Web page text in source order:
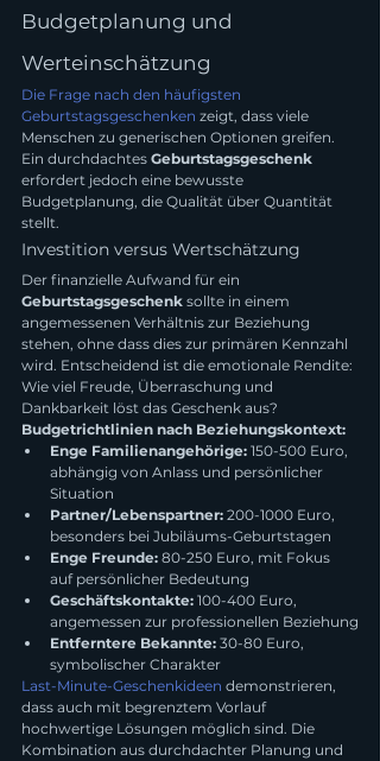
Budgetplanung und
Werteinschätzung
Die Frage nach den häufigsten
Geburtstagsgeschenken zeigt, dass viele
Menschen zu generischen Optionen greifen.
Ein durchdachtes Geburtstagsgeschenk
erfordert jedoch eine bewusste
Budgetplanung, die Qualität über Quantität
stellt.
Investition versus Wertschätzung
Der finanzielle Aufwand für ein
Geburtstagsgeschenk sollte in einem
angemessenen Verhältnis zur Beziehung
stehen, ohne dass dies zur primären Kennzahl
wird. Entscheidend ist die emotionale Rendite:
Wie viel Freude, Überraschung und
Dankbarkeit löst das Geschenk aus?
Budgetrichtlinien nach Beziehungskontext:
Enge Familienangehörige: 150-500 Euro,
abhängig von Anlass und persönlicher
Situation
Partner/Lebenspartner: 200-1000 Euro,
besonders bei Jubiläums-Geburtstagen
Enge Freunde: 80-250 Euro, mit Fokus
auf persönlicher Bedeutung
Geschäftskontakte: 100-400 Euro,
angemessen zur professionellen Beziehung
Entferntere Bekannte: 30-80 Euro,
symbolischer Charakter
Last-Minute-Geschenkideen demonstrieren,
dass auch mit begrenztem Vorlauf
hochwertige Lösungen möglich sind. Die
Kombination aus durchdachter Planung und